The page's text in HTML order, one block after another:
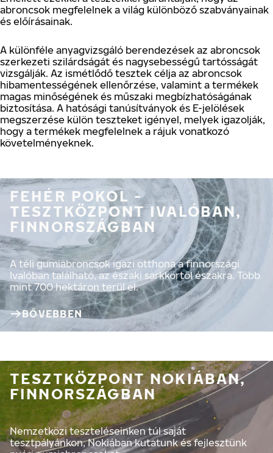
abroncsok megfelelnek a világ különböző szabványainak
és előírásainak.
A különféle anyagvizsgáló berendezések az abroncsok
szerkezeti szilárdságát és nagysebességű tartósságát
vizsgálják. Az ismétlődő tesztek célja az abroncsok
hibamentességének ellenőrzése, valamint a termékek
magas minőségének és műszaki megbízhatóságának
biztosítása. A hatósági tanúsítványok és E-jelölések
megszerzése külön teszteket igényel, melyek igazolják,
hogy a termékek megfelelnek a rájuk vonatkozó
követelményeknek.
FEHÉR POKOL -
TESZTKÖZPONT IVALÓBAN,
FINNORSZÁGBAN
A téli gumiabroncsok igazi otthona a finnországi
Ivalóban található, az északi sarkkörtől északra. Több
mint 700 hektáron terül el.
BŐVEBBEN
TESZTKÖZPONT NOKIÁBAN,
FINNORSZÁGBAN
Nemzetközi teszteléseinken túl saját
tesztpályánkon, Nokiában kutatunk és fejlesztünk